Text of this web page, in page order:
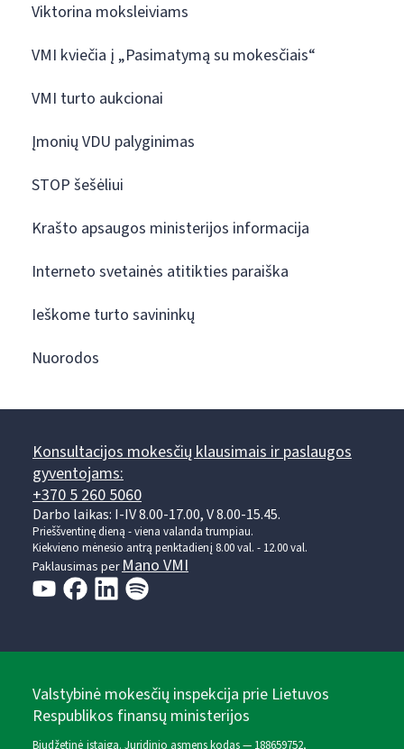
Viktorina moksleiviams
VMI kviečia į „Pasimatymą su mokesčiais“
VMI turto aukcionai
Įmonių VDU palyginimas
STOP šešėliui
Krašto apsaugos ministerijos informacija
Interneto svetainės atitikties paraiška
Ieškome turto savininkų
Nuorodos
Konsultacijos mokesčių klausimais ir paslaugos
gyventojams:
+370 5 260 5060
Darbo laikas: I-IV 8.00-17.00, V 8.00-15.45.
Prieššventinę dieną - viena valanda trumpiau.
Kiekvieno mėnesio antrą penktadienį 8.00 val. - 12.00 val.
Paklausimas per Mano VMI
Valstybinė mokesčių inspekcija prie Lietuvos
Respublikos finansų ministerijos
Biudžetinė įstaiga. Juridinio asmens kodas — 188659752,